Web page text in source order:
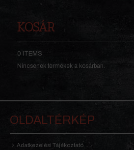
KOSÁR
0 ITEMS
Nincsenek termékek a kosárban.
OLDALTÉRKÉP
Adatkezelési Tájékoztató